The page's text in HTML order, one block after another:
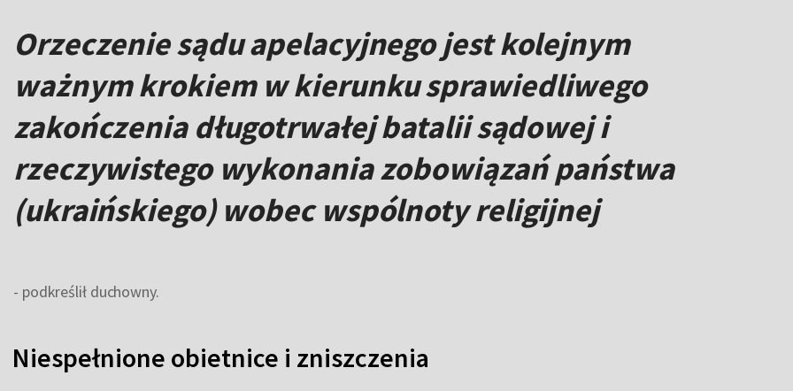
Orzeczenie sądu apelacyjnego jest kolejnym
ważnym krokiem w kierunku sprawiedliwego
zakończenia długotrwałej batalii sądowej i
rzeczywistego wykonania zobowiązań państwa
(ukraińskiego) wobec wspólnoty religijnej
- podkreślił duchowny.
Niespełnione obietnice i zniszczenia